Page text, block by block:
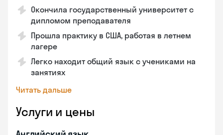
Окончила государственный университет с
дипломом преподавателя
Прошла практику в США, работая в летнем
лагере
Легко находит общий язык с учениками на
занятиях
Читать дальше
Услуги и цены